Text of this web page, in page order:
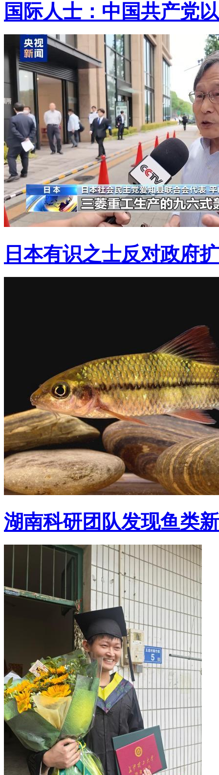
国际人士：中国共产党
日本有识之士反对政府
湖南科研团队发现鱼类